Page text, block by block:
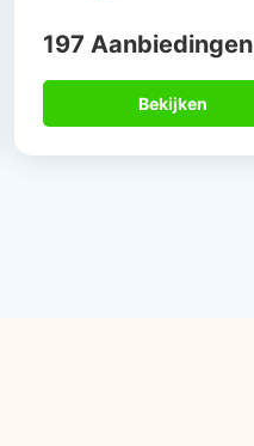
197 Aanbiedingen
Bekijken